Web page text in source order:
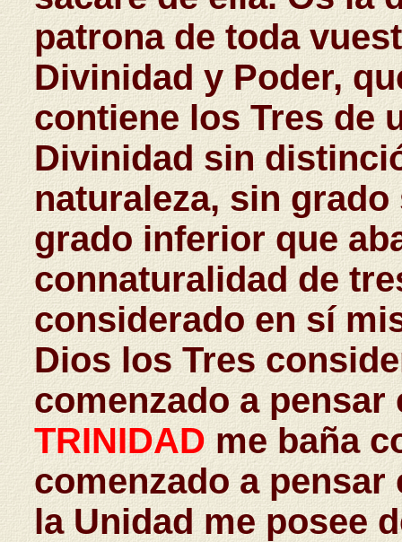
patrona de toda
Divinidad y Poder,
contiene los Tres de
Divinidad sin
naturaleza, sin
grado inferior que
connaturalidad de
considerado en sí
Dios los Tres
comenzado a pensar
TRINIDAD me baña
comenzado a pensar
la Unidad me posee